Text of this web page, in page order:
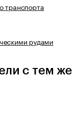
транспорта
рудами
с тем же